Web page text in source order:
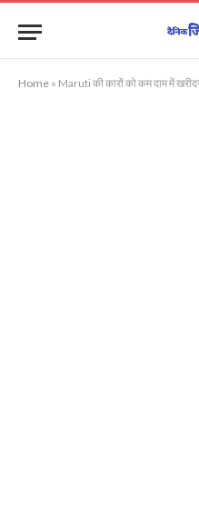
Home » Maruti की कारों को कम दाम में खरीदने का